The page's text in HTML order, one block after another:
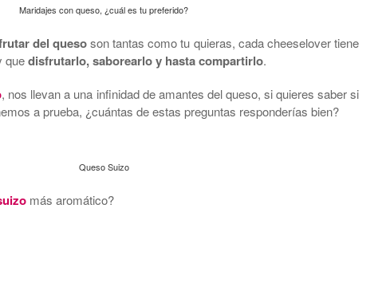
Maridajes con queso, ¿cuál es tu preferido?
del quesoson tantas como tu quieras, cada cheeselover tiene
quedisfrutarlo, saborearlo y hasta compartirlo.
, nos llevan a una infinidad de amantes del queso, si quieres saber si
a prueba, ¿cuántas de estas preguntas responderías bien?
Queso Suizo
más aromático?